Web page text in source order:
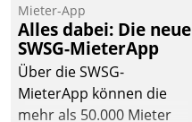
Mieter-App
Alles dabei: Die neue
SWSG-MieterApp
Über die SWSG-
MieterApp können die
mehr als 50.000 Mieter